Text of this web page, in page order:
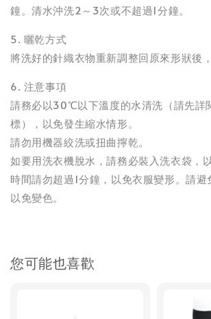
鐘。清水沖洗2～3次或不超過1分鐘。
5. 曬乾方式
將洗好的針織衣物重新調整回原來形狀後
6. 注意事項
請務必以30℃以下溫度的水清洗（請先詳
標），以免發生縮水情形。
請勿用機器絞洗或扭曲擰乾。
如要用洗衣機脫水，請務必裝入洗衣袋，
時間請勿超過1分鐘，以免衣服變形。請避
以免變色。
您可能也喜歡